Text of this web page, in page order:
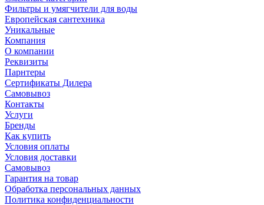
Фильтры и умягчители для воды
Европейская сантехника
Уникальные
Компания
О компании
Реквизиты
Парнтеры
Сертификаты Дилера
Самовывоз
Контакты
Услуги
Бренды
Как купить
Условия оплаты
Условия доставки
Самовывоз
Гарантия на товар
Обработка персональных данных
Политика конфиденциальности